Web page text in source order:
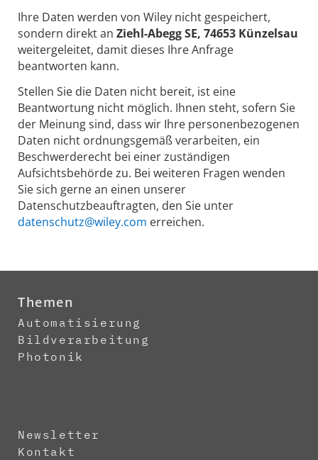
Ihre Daten werden von Wiley nicht gespeichert,
sondern direkt an Ziehl-Abegg SE, 74653 Künzelsau
weitergeleitet, damit dieses Ihre Anfrage
beantworten kann.
Stellen Sie die Daten nicht bereit, ist eine
Beantwortung nicht möglich. Ihnen steht, sofern Sie
der Meinung sind, dass wir Ihre personenbezogenen
Daten nicht ordnungsgemäß verarbeiten, ein
Beschwerderecht bei einer zuständigen
Aufsichtsbehörde zu. Bei weiteren Fragen wenden
Sie sich gerne an einen unserer
Datenschutzbeauftragten, den Sie unter
datenschutz@wiley.com erreichen.
Themen
Automatisierung
Bildverarbeitung
Photonik
Newsletter
Kontakt